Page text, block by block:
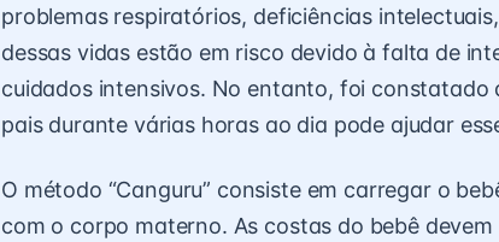
problemas respiratórios, deficiências
dessas vidas estão em risco devido à falta de
cuidados intensivos. No entanto, foi
pais durante várias horas ao dia pode ajudar
O método “Canguru” consiste em carregar o
com o corpo materno. As costas do bebê